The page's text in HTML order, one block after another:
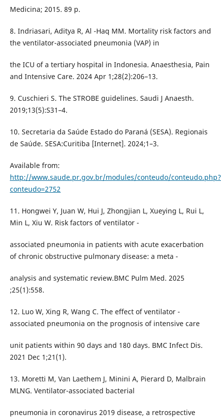
Medicina; 2015. 89 p.
8. Indriasari, Aditya R, Al -Haq MM. Mortality risk factors and
the ventilator-associated pneumonia (VAP) in
the ICU of a tertiary hospital in Indonesia. Anaesthesia, Pain
and Intensive Care. 2024 Apr 1;28(2):206–13.
9. Cuschieri S. The STROBE guidelines. Saudi J Anaesth.
2019;13(5):S31–4.
10. Secretaria da Saúde Estado do Paraná (SESA). Regionais
de Saúde. SESA:Curitiba [Internet]. 2024;1–3.
Available from:
http://www.saude.pr.gov.br/modules/conteudo/conteudo.php?
conteudo=2752
11. Hongwei Y, Juan W, Hui J, Zhongjian L, Xueying L, Rui L,
Min L, Xiu W. Risk factors of ventilator -
associated pneumonia in patients with acute exacerbation
of chronic obstructive pulmonary disease: a meta -
analysis and systematic review.BMC Pulm Med. 2025
;25(1):558.
12. Luo W, Xing R, Wang C. The effect of ventilator -
associated pneumonia on the prognosis of intensive care
unit patients within 90 days and 180 days. BMC Infect Dis.
2021 Dec 1;21(1).
13. Moretti M, Van Laethem J, Minini A, Pierard D, Malbrain
MLNG. Ventilator-associated bacterial
pneumonia in coronavirus 2019 disease, a retrospective